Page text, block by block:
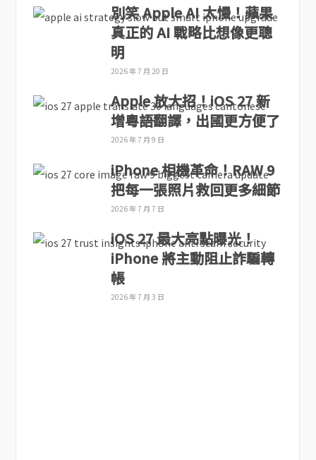
別笑 Apple AI 太慢！蘋果
真正的 AI 戰略比想像更聰
明
2026 年 7 月 20 日
Apple 放大招！iOS 27 新
增粵語翻譯，出國更方便了
2026 年 7 月 9 日
iPhone 相機革命！RAW 9
把每一張照片救回更多細節
2026 年 7 月 7 日
iOS 27 最大亮點曝光！
iPhone 將主動阻止詐騙轉
帳
2026 年 7 月 3 日